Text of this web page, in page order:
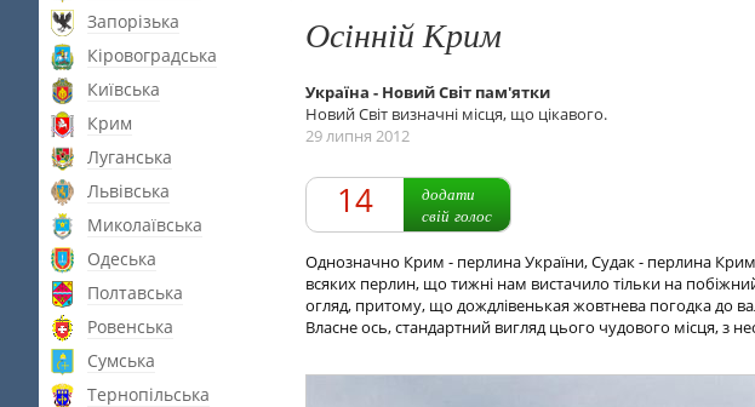
Запорізька
Кіровоградська
Київська
Крим
Луганська
Львівська
Миколаївська
Одеська
Полтавська
Ровенська
Сумська
Тернопільська
Осінній Крим
Україна - Новий Світ пам'ятки
Новий Світ визначні місця, що цікавого.
29 липня 2012
14
додати
свій голос
Однозначно Крим - перлина України, Судак - перлина
всяких перлин, що тижні нам вистачило тільки на
огляд, притому, що дождлівенькая жовтнева погодка до
Власне ось, стандартний вигляд цього чудового місця, з